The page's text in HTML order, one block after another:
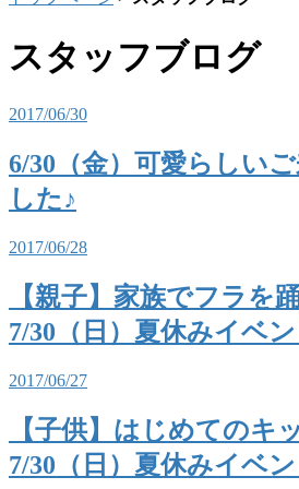
スタッフブログ
2017/06/30
6/30（金）可愛らしい
した♪
2017/06/28
【親子】家族でフラを
7/30（日）夏休みイベン
2017/06/27
【子供】はじめてのキ
7/30（日）夏休みイベン